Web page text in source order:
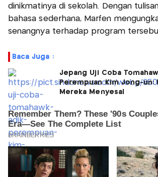
dinikmatinya di sekolah. Dengan
bahasa sederhana, Marfen
senangnya terhadap program
Baca Juga :
Jepang Uji Coba
Perempuan Kim Jong-un:
Mereka Menyesal